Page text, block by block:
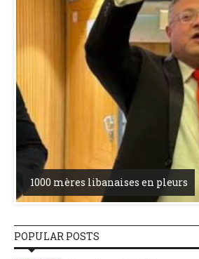
1000 mères libanaises en pleurs
POPULAR POSTS